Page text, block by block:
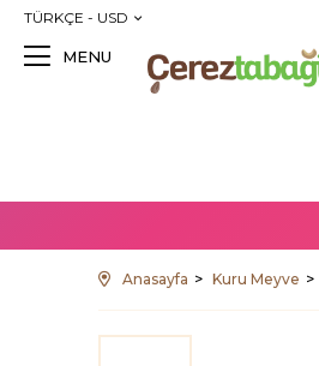
MENU
TÜRKÇE - USD
Anasayfa Kuru Meyve